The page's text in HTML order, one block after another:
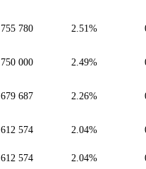
755 780 2.51%
750 000 2.49%
679 687 2.26%
612 574 2.04%
612 574 2.04%